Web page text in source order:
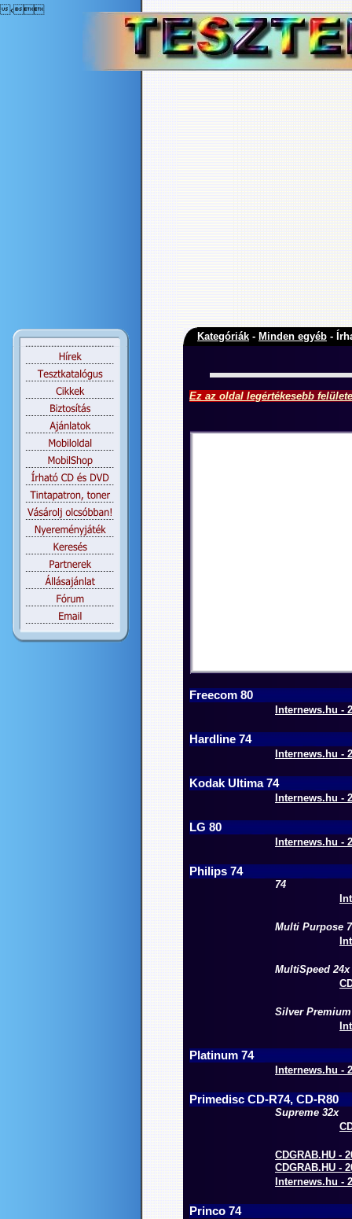
‹
Kategóriák - Minden egyéb -
Ez az oldal legértékesebb
Freecom 80
Internews.hu -
Hardline 74
Internews.hu -
Kodak Ultima 74
Internews.hu -
LG 80
Internews.hu -
Philips 74
74
Multi Purpose
MultiSpeed 24x
Silver Premium
Platinum 74
Internews.hu -
Primedisc CD-R74, CD-R80
Supreme 32x
CDGRAB.HU -
CDGRAB.HU -
Internews.hu -
Princo 74